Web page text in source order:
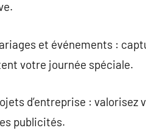
et événements :
votre journée spéciale.
d’entreprise :
publicités.